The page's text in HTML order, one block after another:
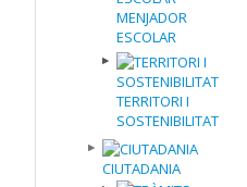
MENJADOR
ESCOLAR
TERRITORI I
SOSTENIBILITAT
CIUTADANIA